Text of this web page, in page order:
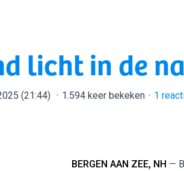
licht in de
(21:44) 1.594 keer bekeken 1
BERGEN AAN ZEE, NH —